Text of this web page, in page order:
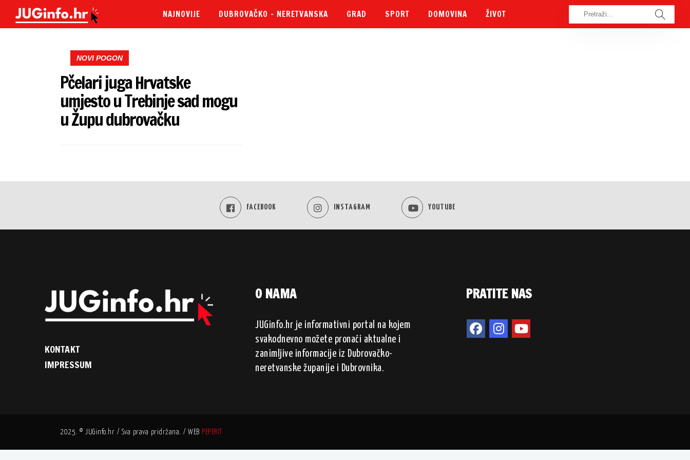
NAJNOVIJE DUBROVAČKO – NERETVANSKA GRAD SPORT DOMOVINA ŽIVOT
NOVI POGON
Pčelari juga Hrvatske
umjesto u Trebinje sad mogu
u Župu dubrovačku
FACEBOOK INSTAGRAM YOUTUBE
KONTAKT
IMPRESSUM
O NAMA
JUGinfo.hr je informativni portal na kojem
svakodnevno možete pronaći aktualne i
zanimljive informacije iz Dubrovačko-
neretvanske županije i Dubrovnika.
PRATITE NAS
2025. © JUGinfo.hr / Sva prava pridržana. / WEB PEPERIT